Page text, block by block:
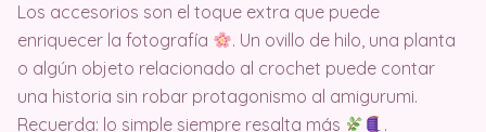
Los accesorios son el toque extra que puede
enriquecer la fotografía
. Un ovillo de hilo, una planta
o algún objeto relacionado al crochet puede contar
una historia sin robar protagonismo al amigurumi.
Recuerda: lo simple siempre resalta más
.